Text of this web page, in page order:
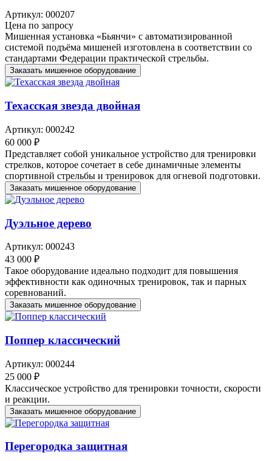
Артикул: 000207
Цена по запросу
Мишенная установка «Бьянчи» с автоматизированной
системой подъёма мишеней изготовлена в соответствии со
стандартами Федерации практической стрельбы.
Заказать мишенное оборудование
Техасская звезда двойная
Артикул: 000242
60 000 ₽
Представляет собой уникальное устройство для тренировки
стрелков, которое сочетает в себе динамичные элементы
спортивной стрельбы и тренировок для огневой подготовки.
Заказать мишенное оборудование
Дуэльное дерево
Артикул: 000243
43 000 ₽
Такое оборудование идеально подходит для повышения
эффективности как одиночных тренировок, так и парных
соревнований.
Заказать мишенное оборудование
Поппер классический
Артикул: 000244
25 000 ₽
Классическое устройство для тренировки точности, скорости
и реакции.
Заказать мишенное оборудование
Перегородка защитная